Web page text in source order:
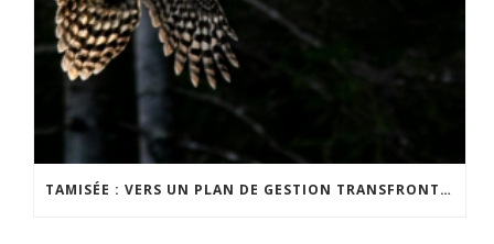
TAMISÉE : VERS UN PLAN DE GESTION TRANSFRONTALIER DE LA NUIT